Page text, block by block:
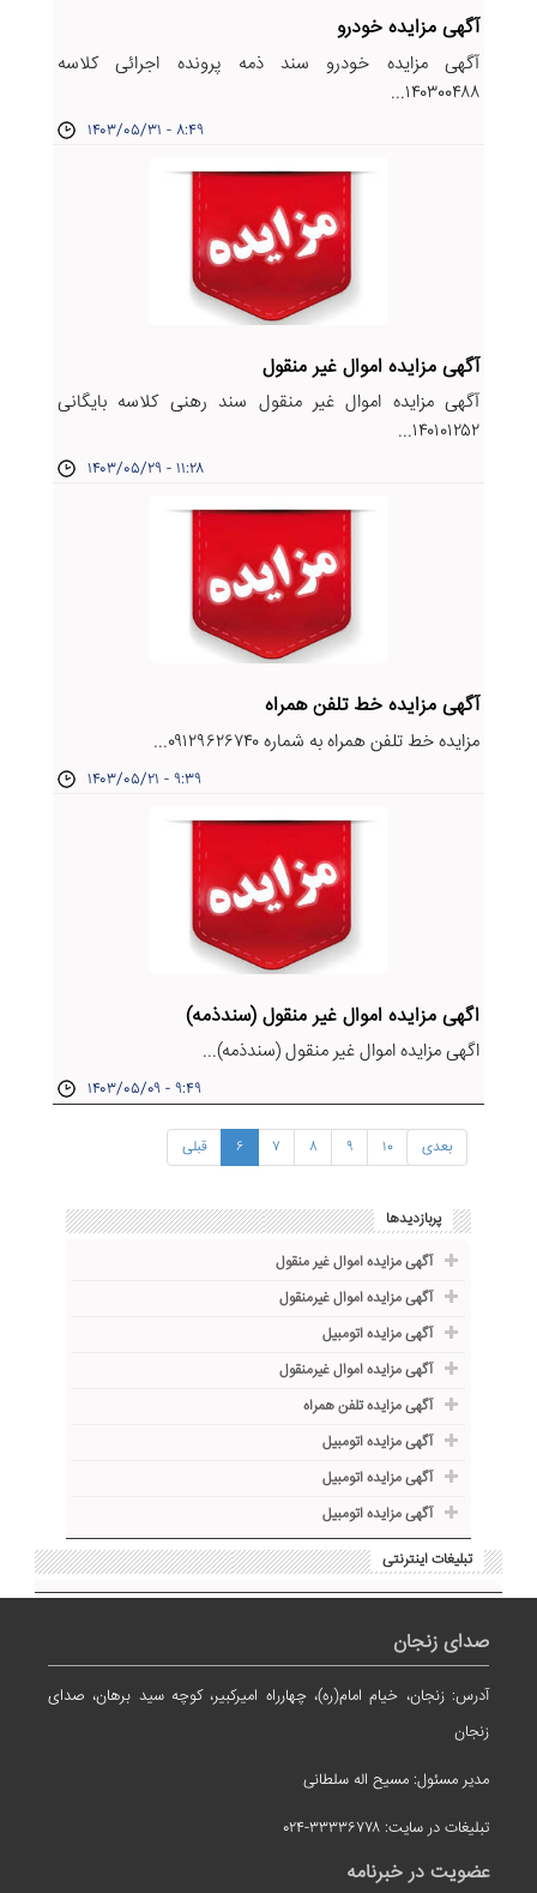
آگهی مزایده خودرو
آگهی مزایده خودرو سند ذمه پرونده اجرائی کلاسه
۱۴۰۳۰۰۴۸۸...
۱۴۰۳/۰۵/۳۱ - ۸:۴۹
آگهی مزایده اموال غیر منقول
آگهی مزایده اموال غیر منقول سند رهنی کلاسه بایگانی
۱۴۰۱۰۱۲۵۲...
۱۴۰۳/۰۵/۲۹ - ۱۱:۲۸
آگهی مزایده خط تلفن همراه
مزایده خط تلفن همراه به شماره ۰۹۱۲۹۶۲۶۷۴۰...
۱۴۰۳/۰۵/۲۱ - ۹:۳۹
اگهی مزایده اموال غیر منقول (سندذمه)
اگهی مزایده اموال غیر منقول (سندذمه)...
۱۴۰۳/۰۵/۰۹ - ۹:۴۹
قبلی ۶ ۷ ۸ ۹ ۱۰ بعدی
پربازدیدها
آگهی مزایده اموال غیر منقول
آگهی مزایده اموال غیرمنقول
آگهی مزایده اتومبیل
آگهی مزایده اموال غیرمنقول
آگهی مزایده تلفن همراه
آگهی مزایده اتومبیل
آگهی مزایده اتومبیل
آگهی مزایده اتومبیل
تبلیغات اینترنتی
صدای زنجان
آدرس: زنجان، خیام امام(ره)، چهارراه امیرکبیر، کوچه سید برهان، صدای
زنجان
مدیر مسئول: مسیح اله سلطانی
تبلیغات در سایت: ۳۳۳۳۶۷۷۸-۰۲۴
عضویت در خبرنامه